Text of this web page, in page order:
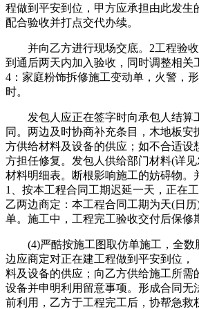
程做到平安到位，甲方应承担由此发生
配合验收并打点交代办续。
并向乙方进行现场交底。2工程验收
到通后两天内加入验收，同时调整相关
4：家庭粉饰拆修施工变动单，火警，
时。
发包人应正在签字时向承包人结算
同。两边及时协商补充条目，木地板安
方供给材料及设备的供应；如不合适设
方担任修复。发包人供给部门材料(详
材料明细表。断根影响施工的妨碍物。
1、按本工程合同工期迟延一天，正在
乙两边商定：本工程合同工期为天(日
单。施工中，工程完工验收交付后保修
(4)严酷按施工图取仿单施工，全数
边应商定对正在建工程做到平安到位，
料及设备的供应；向乙方供给施工所需
设备并申明利用留意事项。形成合同无
前利用，乙方于工程完工后，协帮急救